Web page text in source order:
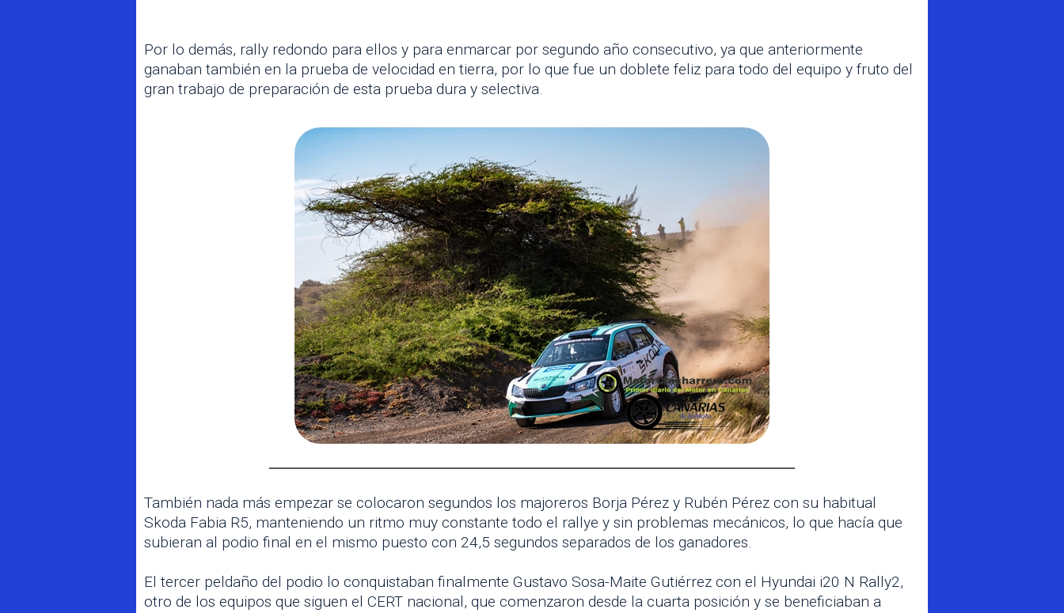
Por lo demás, rally redondo para ellos y para enmarcar por segundo año consecutivo, ya que anteriormente
ganaban también en la prueba de velocidad en tierra, por lo que fue un doblete feliz para todo del equipo y fruto del
gran trabajo de preparación de esta prueba dura y selectiva.
También nada más empezar se colocaron segundos los majoreros Borja Pérez y Rubén Pérez con su habitual
Skoda Fabia R5, manteniendo un ritmo muy constante todo el rallye y sin problemas mecánicos, lo que hacía que
subieran al podio final en el mismo puesto con 24,5 segundos separados de los ganadores.
El tercer peldaño del podio lo conquistaban finalmente Gustavo Sosa-Maite Gutiérrez con el Hyundai i20 N Rally2,
otro de los equipos que siguen el CERT nacional, que comenzaron desde la cuarta posición y se beneficiaban a